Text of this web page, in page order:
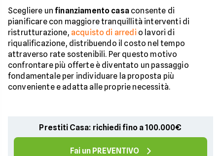
Scegliere unfinanziamento casaconsente di
pianificare con maggiore tranquillità interventi di
ristrutturazione, acquisto di arredi o lavori di
riqualificazione, distribuendo il costo nel tempo
attraverso rate sostenibili. Per questo motivo
confrontare più offerte è diventato un passaggio
fondamentale per individuare la proposta più
conveniente e adatta alle proprie necessità.
Prestiti Casa: richiedi fino a 100.000€
Fai un PREVENTIVO